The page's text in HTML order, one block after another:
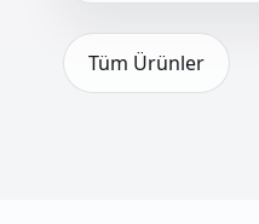
Tüm Ürünler